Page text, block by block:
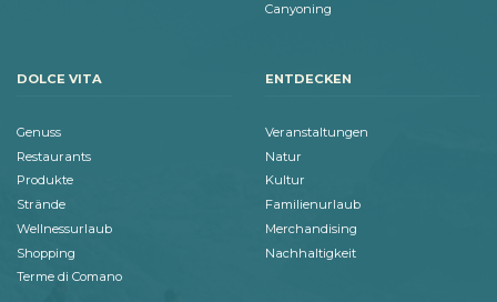
Canyoning
DOLCE VITA
Genuss
Restaurants
Produkte
Strände
Wellnessurlaub
Shopping
Terme di Comano
ENTDECKEN
Veranstaltungen
Natur
Kultur
Familienurlaub
Merchandising
Nachhaltigkeit